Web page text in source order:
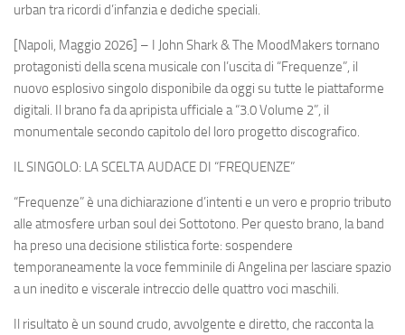
urban tra ricordi d’infanzia e dediche speciali.
[Napoli, Maggio 2026] – I John Shark & The MoodMakers tornano
protagonisti della scena musicale con l’uscita di “Frequenze”, il
nuovo esplosivo singolo disponibile da oggi su tutte le piattaforme
digitali. Il brano fa da apripista ufficiale a “3.0 Volume 2”, il
monumentale secondo capitolo del loro progetto discografico.
IL SINGOLO: LA SCELTA AUDACE DI “FREQUENZE”
“Frequenze” è una dichiarazione d’intenti e un vero e proprio tributo
alle atmosfere urban soul dei Sottotono. Per questo brano, la band
ha preso una decisione stilistica forte: sospendere
temporaneamente la voce femminile di Angelina per lasciare spazio
a un inedito e viscerale intreccio delle quattro voci maschili.
Il risultato è un sound crudo, avvolgente e diretto, che racconta la